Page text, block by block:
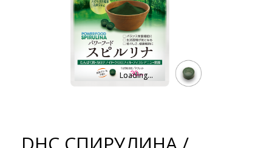
Loading...
Loading...